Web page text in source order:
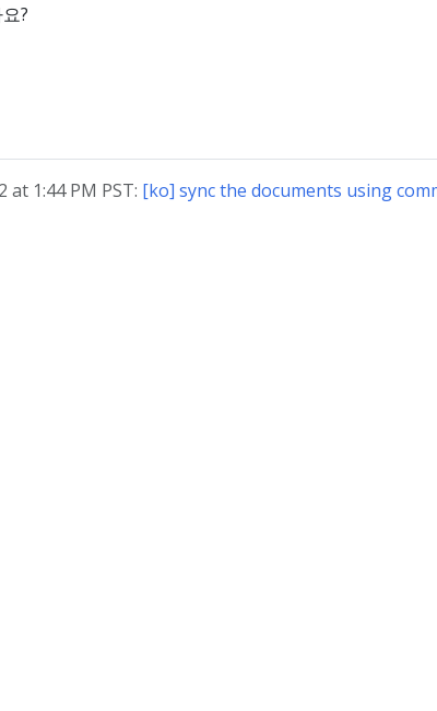
?
at 1:44 PM PST: [ko] sync the documents using